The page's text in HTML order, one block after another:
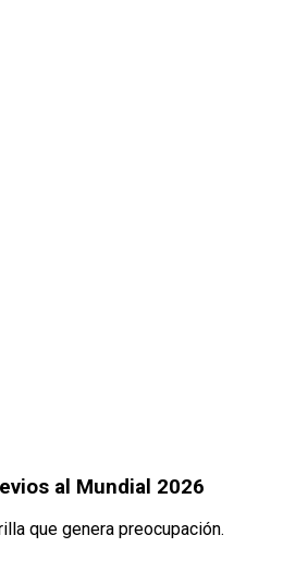
al Mundial 2026
que genera preocupación.